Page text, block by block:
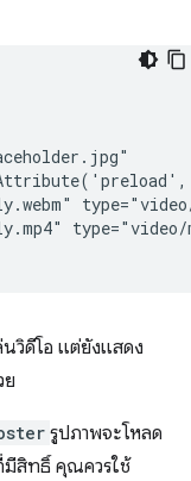
นวิดีโอ แต่ยังแสดง
ย
รูปภาพจะโหลด
มีสิทธิ์ คุณควรใช้